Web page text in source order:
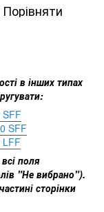
Порівняти
в інших типах
SFF
LFF
поля
"Не вибрано").
сторінки